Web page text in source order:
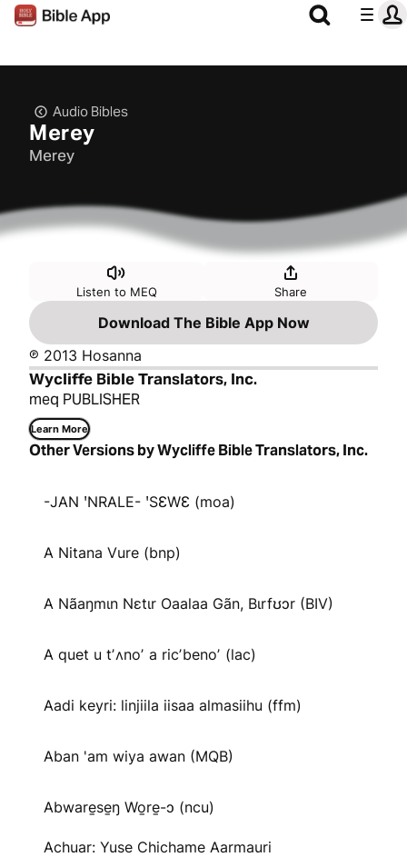
Audio Bibles
Merey
Merey
Listen to MEQ Share
Download The Bible App Now
℗ 2013 Hosanna
Wycliffe Bible Translators, Inc.
meq PUBLISHER
Learn More
Other Versions by Wycliffe Bible Translators, Inc.
-JAN ꞌNRALE- ꞌSƐWƐ (moa)
A Nitana Vure (bnp)
A Nãaŋmɩn Nɛtɩr Oaalaa Gãn, Bɩrfʊɔr (BIV)
A quet u tʼʌnoʼ a ricʼbenoʼ (lac)
Aadi keyri: linjiila iisaa almasiihu (ffm)
Aban 'am wiya awan (MQB)
Abware̱se̱ŋ Wo̱re̱-ɔ (ncu)
Achuar: Yuse Chichame Aarmauri